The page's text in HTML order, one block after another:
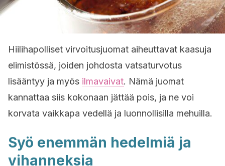
Hiilihapolliset virvoitusjuomat aiheuttavat kaasuja
elimistössä, joiden johdosta vatsaturvotus
lisääntyy ja myös ilmavaivat. Nämä juomat
kannattaa siis kokonaan jättää pois, ja ne voi
korvata vaikkapa vedellä ja luonnollisilla mehuilla.
Syö enemmän hedelmiä ja
vihanneksia